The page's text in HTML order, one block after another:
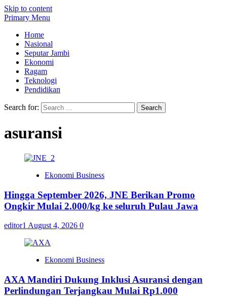
Skip to content
Primary Menu
Home
Nasional
Seputar Jambi
Ekonomi
Ragam
Teknologi
Pendidikan
Search for:
asuransi
Ekonomi Business
Hingga September 2026, JNE Berikan Promo
Ongkir Mulai 2.000/kg ke seluruh Pulau Jawa
editor1 August 4, 2026 0
Ekonomi Business
AXA Mandiri Dukung Inklusi Asuransi dengan
Perlindungan Terjangkau Mulai Rp1.000